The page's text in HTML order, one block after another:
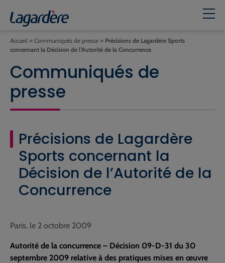
Accueil » Communiqués de presse » Précisions de Lagardère Sports
concernant la Décision de l’Autorité de la Concurrence
Communiqués de
presse
Précisions de Lagardère
Sports concernant la
Décision de l’Autorité de la
Concurrence
Paris, le 2 octobre 2009
Autorité de la concurrence – Décision 09-D-31 du 30
septembre 2009 relative à des pratiques mises en œuvre